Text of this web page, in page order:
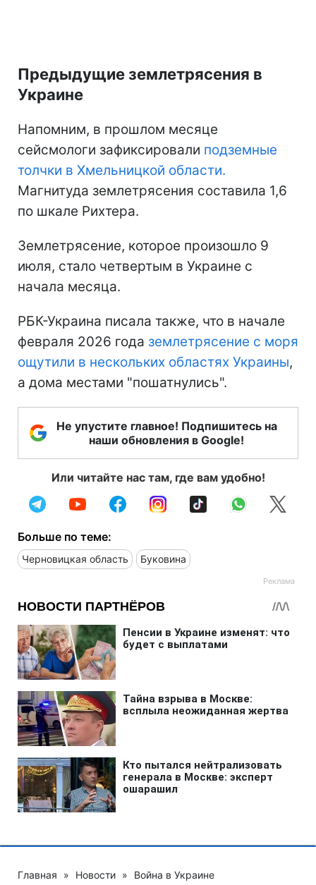
Предыдущие землетрясения в
Украине
Напомним, в прошлом месяце
сейсмологи зафиксировали подземные
толчки в Хмельницкой области.
Магнитуда землетрясения составила 1,6
по шкале Рихтера.
Землетрясение, которое произошло 9
июля, стало четвертым в Украине с
начала месяца.
РБК-Украина писала также, что в начале
февраля 2026 года землетрясение с моря
ощутили в нескольких областях Украины,
а дома местами "пошатнулись".
Не упустите главное! Подпишитесь на
наши обновления в Google!
Или читайте нас там, где вам удобно!
Больше по теме:
Черновицкая область Буковина
Главная » Новости » Война в Украине